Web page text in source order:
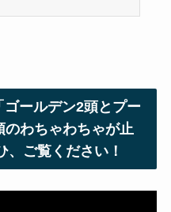
ールデン2頭とプー
のわちゃわちゃが止
、ご覧ください！